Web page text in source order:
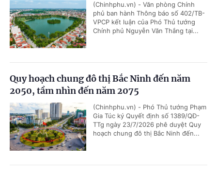
(Chinhphu.vn) - Văn phòng Chính
phủ ban hành Thông báo số 402/TB-
VPCP kết luận của Phó Thủ tướng
Chính phủ Nguyễn Văn Thắng tại...
Quy hoạch chung đô thị Bắc Ninh đến năm
2050, tầm nhìn đến năm 2075
(Chinhphu.vn) - Phó Thủ tướng Phạm
Gia Túc ký Quyết định số 1389/QĐ-
TTg ngày 23/7/2026 phê duyệt Quy
hoạch chung đô thị Bắc Ninh đến...